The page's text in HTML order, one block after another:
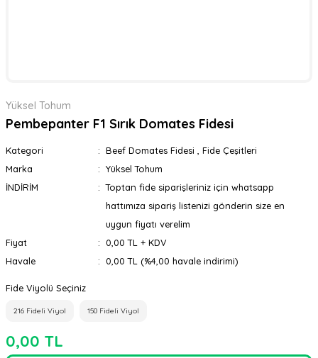
Yüksel Tohum
Pembepanter F1 Sırık Domates Fidesi
Kategori Beef Domates Fidesi
Fide Çeşitleri
Marka
Yüksel Tohum
İNDİRİM
Toptan fide siparişleriniz için whatsapp
hattımıza sipariş listenizi gönderin size en
uygun fiyatı verelim
Fiyat
0,00 TL + KDV
Havale
0,00 TL (%4,00 havale indirimi)
Fide Viyolü Seçiniz
216 Fideli Viyol 150 Fideli Viyol
0,00 TL